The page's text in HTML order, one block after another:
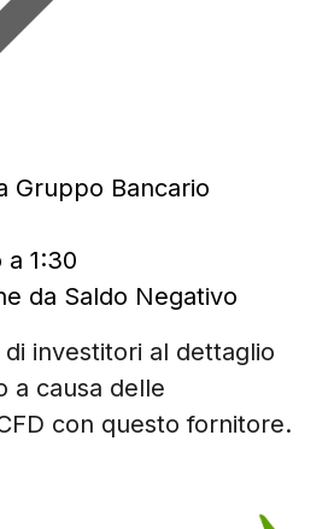
Gruppo Bancario
a 1:30
da Saldo Negativo
investitori al dettaglio
a causa delle
con questo fornitore.